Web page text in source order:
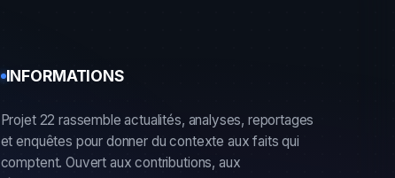
INFORMATIONS
Projet 22 rassemble actualités, analyses, reportages
et enquêtes pour donner du contexte aux faits qui
comptent. Ouvert aux contributions, aux